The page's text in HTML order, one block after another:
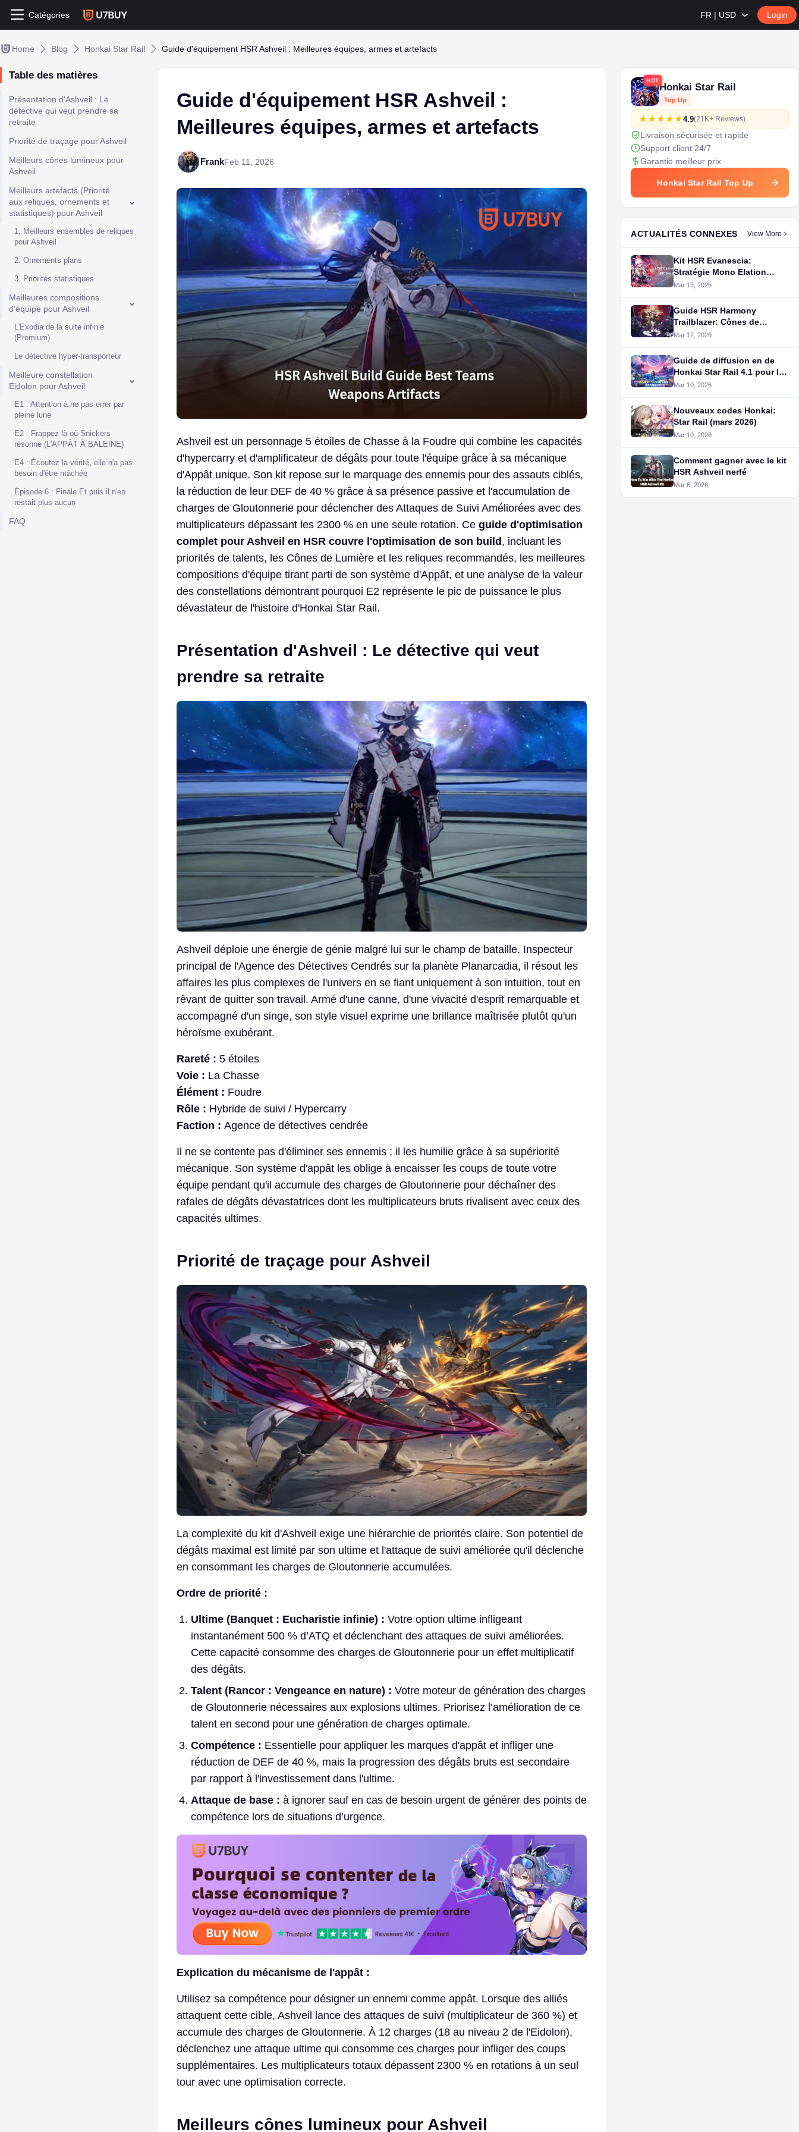
Catégories FR | USD Login
Home Blog Honkai Star Rail Guide d'équipement HSR Ashveil : Meilleures équipes, armes et artefacts
Table des matières
Présentation d'Ashveil : Le
détective qui veut prendre sa
retraite
Priorité de traçage pour Ashveil
Meilleurs cônes lumineux pour
Ashveil
Meilleurs artefacts (Priorité
aux reliques, ornements et
statistiques) pour Ashveil
1. Meilleurs ensembles de reliques
pour Ashveil
2. Ornements plans
3. Priorités statistiques
Meilleures compositions
d'équipe pour Ashveil
L'Exodia de la suite infinie
(Premium)
Le détective hyper-transporteur
Meilleure constellation
Eidolon pour Ashveil
E1 : Attention à ne pas errer par
pleine lune
E2 : Frappez là où Snickers
résonne (L'APPÂT À BALEINE)
E4 : Écoutez la vérité, elle n'a pas
besoin d'être mâchée
Épisode 6 : Finale Et puis il n'en
restait plus aucun
FAQ
Guide d'équipement HSR Ashveil :
Meilleures équipes, armes et artefacts
FrankFeb 11, 2026
Ashveil est un personnage 5 étoiles de Chasse à la Foudre qui combine les capacités
d'hypercarry et d'amplificateur de dégâts pour toute l'équipe grâce à sa mécanique
d'Appât unique. Son kit repose sur le marquage des ennemis pour des assauts ciblés,
la réduction de leur DEF de 40 % grâce à sa présence passive et l'accumulation de
charges de Gloutonnerie pour déclencher des Attaques de Suivi Améliorées avec des
multiplicateurs dépassant les 2300 % en une seule rotation. Ce guide d'optimisation
complet pour Ashveil en HSR couvre l'optimisation de son build , incluant les
priorités de talents, les Cônes de Lumière et les reliques recommandés, les meilleures
compositions d'équipe tirant parti de son système d'Appât, et une analyse de la valeur
des constellations démontrant pourquoi E2 représente le pic de puissance le plus
dévastateur de l'histoire d'Honkai Star Rail.
Présentation d'Ashveil : Le détective qui veut
prendre sa retraite
Ashveil déploie une énergie de génie malgré lui sur le champ de bataille. Inspecteur
principal de l'Agence des Détectives Cendrés sur la planète Planarcadia, il résout les
affaires les plus complexes de l'univers en se fiant uniquement à son intuition, tout en
rêvant de quitter son travail. Armé d'une canne, d'une vivacité d'esprit remarquable et
accompagné d'un singe, son style visuel exprime une brillance maîtrisée plutôt qu'un
héroïsme exubérant.
Rareté : 5 étoiles
Voie : La Chasse
Élément : Foudre
Rôle : Hybride de suivi / Hypercarry
Faction : Agence de détectives cendrée
Il ne se contente pas d'éliminer ses ennemis ; il les humilie grâce à sa supériorité
mécanique. Son système d'appât les oblige à encaisser les coups de toute votre
équipe pendant qu'il accumule des charges de Gloutonnerie pour déchaîner des
rafales de dégâts dévastatrices dont les multiplicateurs bruts rivalisent avec ceux des
capacités ultimes.
Priorité de traçage pour Ashveil
La complexité du kit d'Ashveil exige une hiérarchie de priorités claire. Son potentiel de
dégâts maximal est limité par son ultime et l'attaque de suivi améliorée qu'il déclenche
en consommant les charges de Gloutonnerie accumulées.
Ordre de priorité :
Ultime (Banquet : Eucharistie infinie) : Votre option ultime infligeant
instantanément 500 % d’ATQ et déclenchant des attaques de suivi améliorées.
Cette capacité consomme des charges de Gloutonnerie pour un effet multiplicatif
des dégâts.
Talent (Rancor : Vengeance en nature) : Votre moteur de génération des charges
de Gloutonnerie nécessaires aux explosions ultimes. Priorisez l’amélioration de ce
talent en second pour une génération de charges optimale.
Compétence : Essentielle pour appliquer les marques d'appât et infliger une
réduction de DEF de 40 %, mais la progression des dégâts bruts est secondaire
par rapport à l'investissement dans l'ultime.
Attaque de base : à ignorer sauf en cas de besoin urgent de générer des points de
compétence lors de situations d’urgence.
Explication du mécanisme de l'appât :
Utilisez sa compétence pour désigner un ennemi comme appât. Lorsque des alliés
attaquent cette cible, Ashveil lance des attaques de suivi (multiplicateur de 360 ​​%) et
accumule des charges de Gloutonnerie. À 12 charges (18 au niveau 2 de l'Eidolon),
déclenchez une attaque ultime qui consomme ces charges pour infliger des coups
supplémentaires. Les multiplicateurs totaux dépassent 2300 % en rotations à un seul
tour avec une optimisation correcte.
Meilleurs cônes lumineux pour Ashveil
HOT
Honkai Star Rail
Top Up
4.9(21K+ Reviews)
Livraison sécurisée et rapide
Support client 24/7
Garantie meilleur prix
Honkai Star Rail Top Up
ACTUALITÉS CONNEXES View More
Kit HSR Evanescia:
Stratégie Mono Elation
Ultime
Mar 13, 2026
Guide HSR Harmony
Trailblazer: Cônes de
lumière, Eidolons,
Mar 12, 2026
Guide de diffusion en de
Honkai Star Rail 4.1 pour la
prochaine mise à jour
Mar 10, 2026
Nouveaux codes Honkai:
Star Rail (mars 2026)
Mar 10, 2026
Comment gagner avec le kit
HSR Ashveil nerfé
Mar 6, 2026